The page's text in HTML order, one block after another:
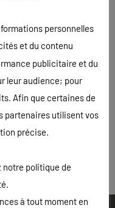
personnelles
et du contenu
publicitaire et du
leur audience; pour
Afin que certaines de
partenaires utilisent vos
précise.
notre politique de
à tout moment en